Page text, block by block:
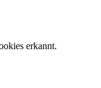
erkannt.